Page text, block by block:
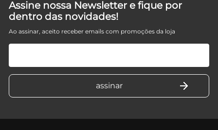
Assine nossa Newsletter e fique por
dentro das novidades!
Ao assinar, aceito receber emails com promoções da loja